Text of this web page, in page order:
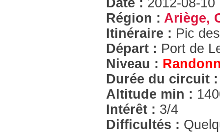
Date : 2012-08-10
Région : Ariège,
Itinéraire : Pic
Départ : Port de
Niveau :
Durée du circuit
Altitude min :
Intérêt : 3/4
Difficultés :